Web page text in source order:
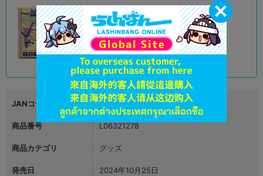
状態 : A
京都店２号館
在庫あり 3,390円 税込
JANコード 4570105147321
商品番号 L06321278
商品カテゴリ グッズ
発売日 2024年10月25日